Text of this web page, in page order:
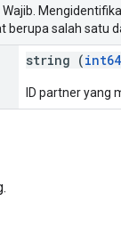
. Wajib.
berupa salah satu
string (int64
ID partner yang